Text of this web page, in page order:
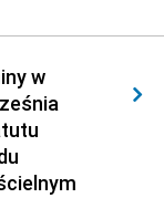
i Budownictwa
i
w